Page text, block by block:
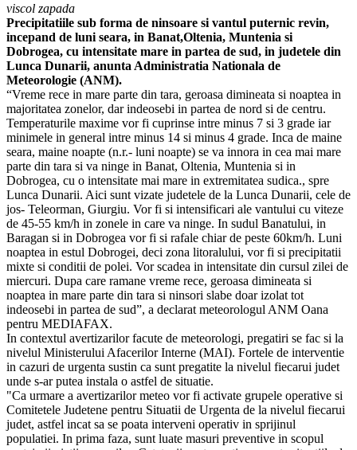
viscol zapada
Precipitatiile sub forma de ninsoare si vantul puternic revin,
incepand de luni seara, in Banat,Oltenia, Muntenia si
Dobrogea, cu intensitate mare in partea de sud, in judetele din
Lunca Dunarii, anunta Administratia Nationala de
Meteorologie (ANM).
“Vreme rece in mare parte din tara, geroasa dimineata si noaptea in
majoritatea zonelor, dar indeosebi in partea de nord si de centru.
Temperaturile maxime vor fi cuprinse intre minus 7 si 3 grade iar
minimele in general intre minus 14 si minus 4 grade. Inca de maine
seara, maine noapte (n.r.- luni noapte) se va innora in cea mai mare
parte din tara si va ninge in Banat, Oltenia, Muntenia si in
Dobrogea, cu o intensitate mai mare in extremitatea sudica., spre
Lunca Dunarii. Aici sunt vizate judetele de la Lunca Dunarii, cele de
jos- Teleorman, Giurgiu. Vor fi si intensificari ale vantului cu viteze
de 45-55 km/h in zonele in care va ninge. In sudul Banatului, in
Baragan si in Dobrogea vor fi si rafale chiar de peste 60km/h. Luni
noaptea in estul Dobrogei, deci zona litoralului, vor fi si precipitatii
mixte si conditii de polei. Vor scadea in intensitate din cursul zilei de
miercuri. Dupa care ramane vreme rece, geroasa dimineata si
noaptea in mare parte din tara si ninsori slabe doar izolat tot
indeosebi in partea de sud”, a declarat meteorologul ANM Oana
pentru MEDIAFAX.
In contextul avertizarilor facute de meteorologi, pregatiri se fac si la
nivelul Ministerului Afacerilor Interne (MAI). Fortele de interventie
in cazuri de urgenta sustin ca sunt pregatite la nivelul fiecarui judet
unde s-ar putea instala o astfel de situatie.
"Ca urmare a avertizarilor meteo vor fi activate grupele operative si
Comitetele Judetene pentru Situatii de Urgenta de la nivelul fiecarui
judet, astfel incat sa se poata interveni operativ in sprijinul
populatiei. In prima faza, sunt luate masuri preventive in scopul